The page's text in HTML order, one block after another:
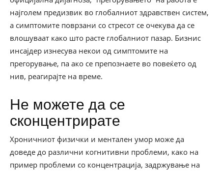
најголем предизвик во глобалниот здравствен систем,
а симптомите поврзани со стресот се очекува да се
влошуваат како што расте глобалниот пазар. Бизнис
инсајдер изнесува некои од симптомите на
прегорување, па ако се препознаете во повеќето од
нив, реагирајте на време.
Не можете да се
сконцентрирате
Хроничниот физички и ментален умор може да
доведе до различни когнитивни проблеми, како на
пример проблеми со концентрација, задржување на